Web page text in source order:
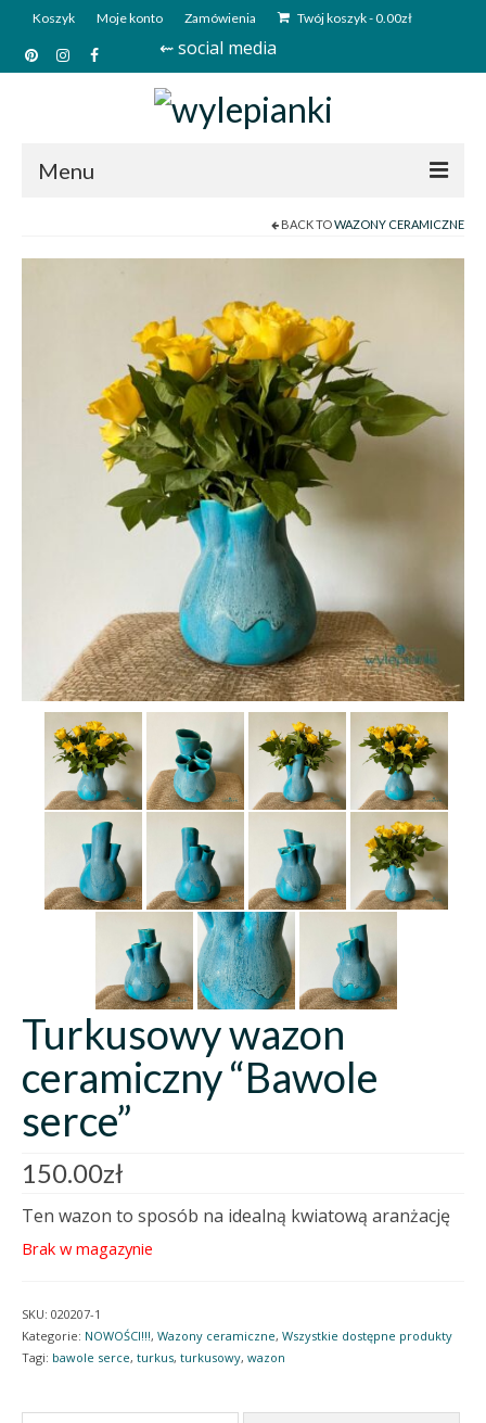
Koszyk Moje konto Zamówienia Twój koszyk-0.00zł
⇜ social media
Menu
Kim jesteśmy?
Deutsch
BACK TOWAZONY CERAMICZNE
Turkusowy wazon
ceramiczny “Bawole
serce”
150.00zł
Ten wazon to sposób na idealną kwiatową aranżację
Brak w magazynie
SKU: 020207-1
Kategorie: NOWOŚCI!!!, Wazony ceramiczne, Wszystkie dostępne produkty
Tagi: bawole serce, turkus, turkusowy, wazon